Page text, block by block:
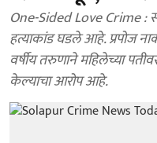
One-Sided Love Crime :
हत्याकांड घडले आहे. प्रपोज
वर्षीय तरुणाने महिलेच्या
केल्याचा आरोप आहे.